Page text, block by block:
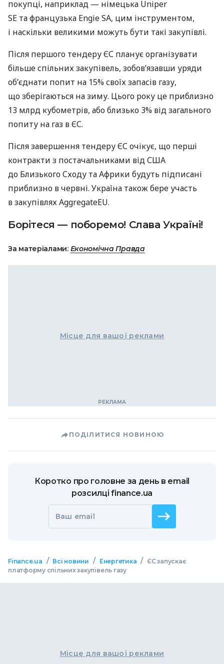
покупці, наприклад — німецька Uniper
SE та французька Engie SA, цим інструментом,
і наскільки великими можуть бути такі закупівлі.
Після першого тендеру ЄС планує організувати
більше спільних закупівель, зобов’язавши уряди
об’єднати попит на 15% своїх запасів газу,
що зберігаються на зиму. Цього року це приблизно
13 млрд кубометрів, або близько 3% від загального
попиту на газ в ЄС.
Після завершення тендеру ЄС очікує, що перші
контракти з постачальниками від США
до Близького Сходу та Африки будуть підписані
приблизно в червні. Україна також бере участь
в закупівлях AggregateEU.
Борітеся — поборемо! Слава Україні!
За матеріалами: Економічна Правда
Місце для вашої реклами
ПОДІЛИТИСЯ НОВИНОЮ
Коротко про головне за день в email
розсилці finance.ua
Ваш email
Finance.ua / Всі новини / Енергетика / ЄС запускає
платформу спільних закупівель газу
Місце для вашої реклами